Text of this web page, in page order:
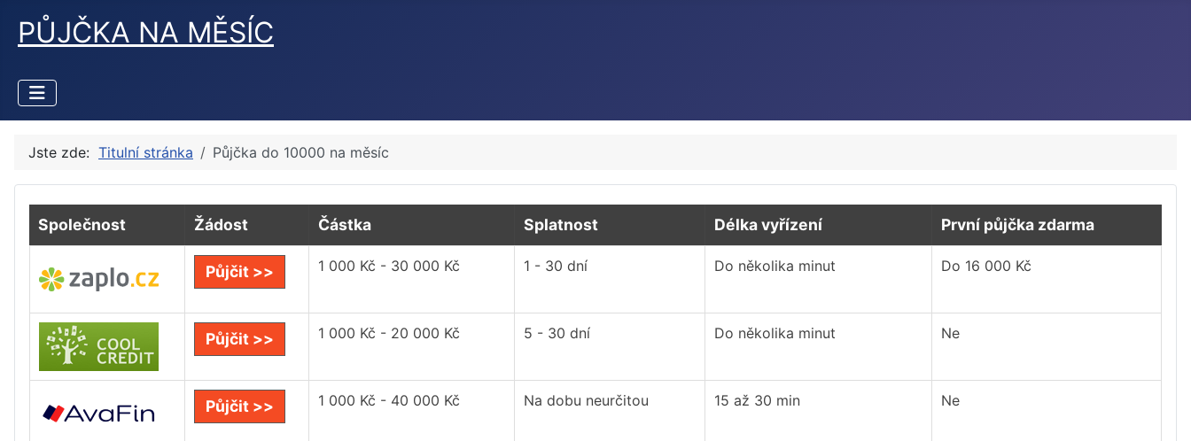
PŮJČKA NA MĚSÍC
Jste zde: Titulní stránka Půjčka do 10000 na měsíc
Společnost Žádost Částka Splatnost Délka vyřízení První půjčka zdarma
Půjčit >> 1 000 Kč - 30 000 Kč 1 - 30 dní Do několika minut Do 16 000 Kč
Půjčit >> 1 000 Kč - 20 000 Kč 5 - 30 dní Do několika minut Ne
Půjčit >> 1 000 Kč - 40 000 Kč Na dobu neurčitou 15 až 30 min Ne